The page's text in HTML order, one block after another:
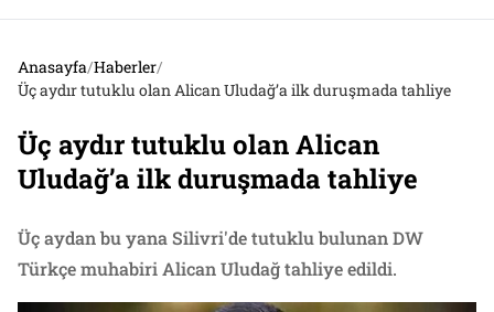
Anasayfa/Haberler/
Üç aydır tutuklu olan Alican Uludağ’a ilk duruşmada tahliye
Üç aydır tutuklu olan Alican
Uludağ’a ilk duruşmada tahliye
Üç aydan bu yana Silivri'de tutuklu bulunan DW
Türkçe muhabiri Alican Uludağ tahliye edildi.